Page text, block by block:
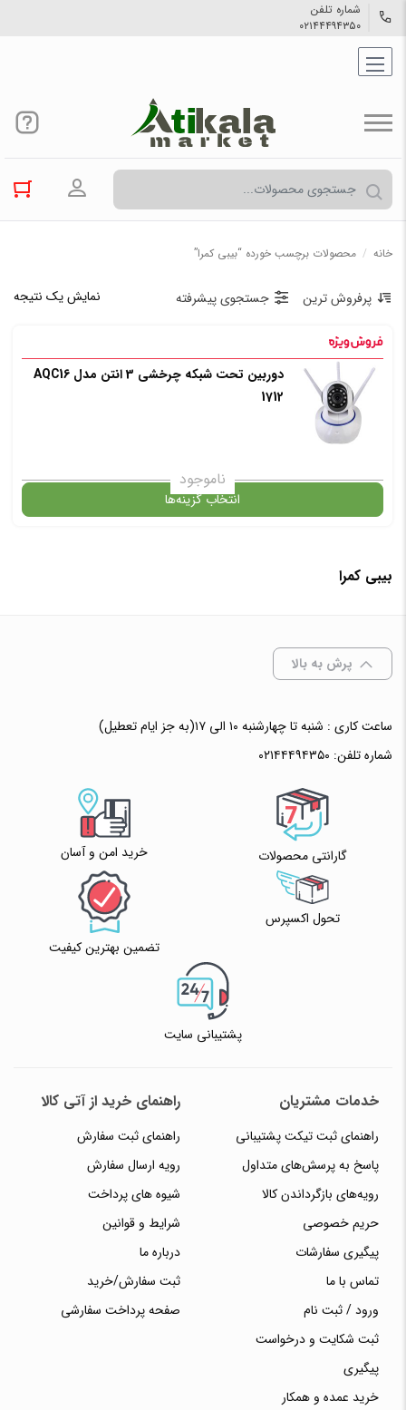
شماره تلفن
۰۲۱۴۴۴۹۴۳۵۰
ورود به
خانه / محصولات برچسب خورده “بیبی کمرا”
نمایش یک نتیجه پرفروش ترین جستجوی پیشرفته
دوربین تحت شبکه چرخشی 3 انتن مدل AQC16
1712
ناموجود
انتخاب گزینه‌ها
گارانتی
بیبی کمرا
پرش به بالا
ساعت کاری : شنبه تا چهارشنبه ۱۰ الی ۱۷(به جز ایام تعطیل)
شماره تلفن: ۰۲۱۴۴۴۹۴۳۵۰
گارانتی محصولات خرید امن و آسان
تحول اکسپرس
تضمین بهترین کیفیت
پشتیبانی سایت
خدمات مشتریان
راهنمای ثبت تیکت پشتیبانی
پاسخ به پرسش‌های متداول
رویه‌های بازگرداندن کالا
حریم خصوصی
پیگیری سفارشات
تماس با ما
ورود / ثبت نام
ثبت شکایت و درخواست
پیگیری
خرید عمده و همکار
راهنمای خرید از آتی کالا
راهنمای ثبت سفارش
رویه ارسال سفارش
شیوه های پرداخت
شرایط و قوانین
درباره ما
ثبت سفارش/خرید
صفحه پرداخت سفارشی